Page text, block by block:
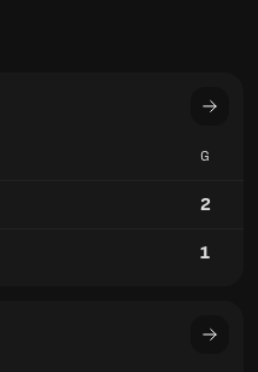
G
2
1